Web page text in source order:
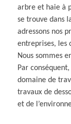
arbre et haie à
se trouve dans
adressons nos
entreprises, les
Nous sommes
Par
domaine de
travaux de
et de